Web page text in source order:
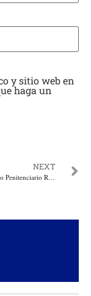
y sitio web en
haga un
NEXT
Presos del Centro Penitenciario Rodrigo de Bastidas de Santa Marta, reciben aliciente en sus condiciones reclusorias